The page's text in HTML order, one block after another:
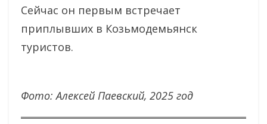
Сейчас он первым встречает
приплывших в Козьмодемьянск
туристов.
Фото: Алексей Паевский, 2025 год